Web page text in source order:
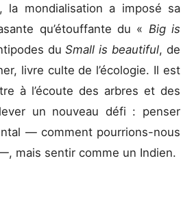
la mondialisation a imposé sa
qu’étouffante du « Big is
duSmall is beautiful, de
livre culte de l’écologie. Il est
à l’écoute des arbres et des
un nouveau défi : penser
— comment pourrions-nous
mais sentir comme un Indien.